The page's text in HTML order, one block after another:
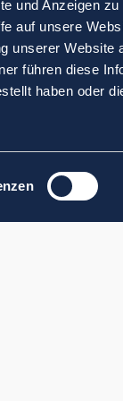
und Anzeigen
auf unsere
unserer
führen diese
haben oder